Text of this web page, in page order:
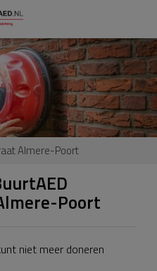
Almere-Poort
Poort
niet meer doneren